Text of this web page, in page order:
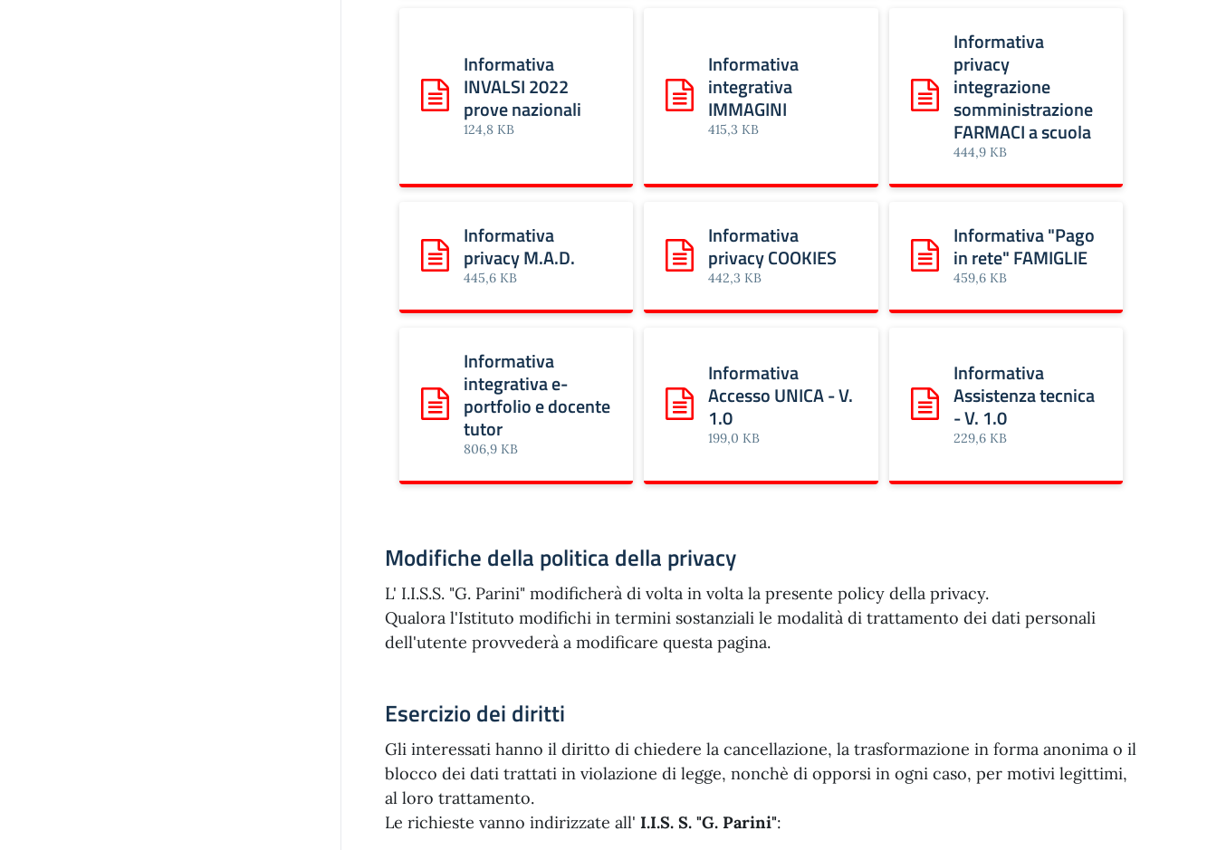
Scarica: Informativa INVALSI 2022 prove nazionali
Informativa
INVALSI 2022
prove nazionali
124,8 KB
Scarica: Informativa integrativa IMMAGINI
Informativa
integrativa
IMMAGINI
415,3 KB
Scarica: Informativa privacy integrazione
Informativa
privacy
integrazione
somministrazione
FARMACI a scuola
444,9 KB
Scarica: Informativa privacy M.A.D.
Informativa
privacy M.A.D.
445,6 KB Scarica: Informativa privacy COOKIES
Informativa
privacy COOKIES
442,3 KB Scarica: Informativa "Pago in rete" FAMIGLIE
Informativa "Pago
in rete" FAMIGLIE
459,6 KB
Scarica: Informativa integrativa e-portfolio e docente tutor
Informativa
integrativa e-
portfolio e docente
tutor
806,9 KB
Scarica: Informativa Accesso UNICA - V. 1.0
Informativa
Accesso UNICA - V.
1.0
199,0 KB
Scarica: Informativa Assistenza tecnica - V.
Informativa
Assistenza tecnica
- V. 1.0
229,6 KB
Modifiche della politica della privacy
L' I.I.S.S. "G. Parini" modificherà di volta in volta la presente policy della privacy.
Qualora l'Istituto modifichi in termini sostanziali le modalità di trattamento dei dati personali
dell'utente provvederà a modificare questa pagina.
Esercizio dei diritti
Gli interessati hanno il diritto di chiedere la cancellazione, la trasformazione in forma anonima o il
blocco dei dati trattati in violazione di legge, nonchè di opporsi in ogni caso, per motivi legittimi,
al loro trattamento.
Le richieste vanno indirizzate all' I.I.S. S. "G. Parini":